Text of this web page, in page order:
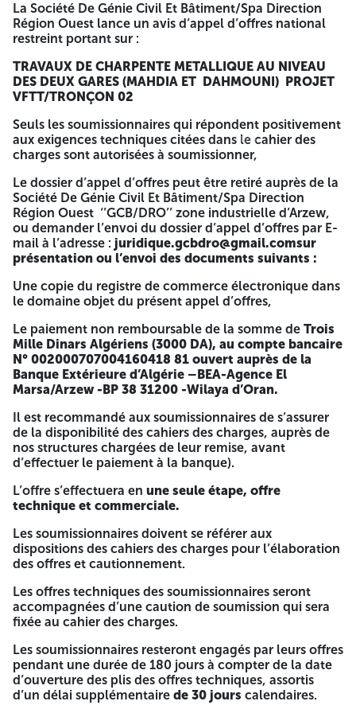
GCB se réserve le droit d’annuler le présent avis d’appel
d’offres à tout moment de l’étape de la procédure, pour
des raisons dont elle demeure seule juge. A -=-=-=-
4514
GCB
Société Nationale de Génie Civil et Bâtiment
Direction Région Ouest
BP N°114–Arzew Route de Tlélat Zone Industrielle
Tél : 041680367
Fax : 041680361
Email :juridique.gcbdro@gmail.com
AVIS D’APPEL D’OFFRES NATIONAL RESTREINT
N°36/GCB-DRO/TEC/2026
La Société De Génie Civil Et Bâtiment/Spa Direction Région
Ouest lance un avis d’appel d’offres national restreint
portant sur :
TRAVAUX DE CHARPENTE METALLIQUE AU NIVEAU DES
DEUX GARES (MAHDIA ET DAHMOUNI) PROJET
VFTT/TRONÇON 02
Seuls les soumissionnaires qui répondent positivement aux
exigences techniques citées dans le cahier des charges
sont autorisées à soumissionner,
Le dossier d’appel d’offres peut être retiré auprès de la
Société De Génie Civil Et Bâtiment/Spa Direction Région
Ouest ‘’GCB/DRO’’ zone industrielle d’Arzew, ou demander
l’envoi du dossier d’appel d’offres par E-mail à l’adresse :
juridique.gcbdro@gmail.comsur présentation ou l’envoi
des documents suivants :
Une copie du registre de commerce électronique dans le
domaine objet du présent appel d’offres,
Le paiement non remboursable de la somme deTrois Mille
Dinars Algériens (3000 DA), au compte bancaire N°
002000707004160418 81 ouvert auprès de la Banque
Extérieure d’Algérie –BEA-Agence El Marsa/Arzew -BP 38
4514
La Société De Génie Civil Et Bâtiment/Spa Direction
Région Ouest lance un avis d’appel d’offres national
restreint portant sur :
TRAVAUX DE CHARPENTE METALLIQUE AU NIVEAU
DES DEUX GARES (MAHDIA ET DAHMOUNI) PROJET
VFTT/TRONÇON 02
Seuls les soumissionnaires qui répondent positivement
aux exigences techniques citées dans le cahier des
charges sont autorisées à soumissionner,
Le dossier d’appel d’offres peut être retiré auprès de la
Société De Génie Civil Et Bâtiment/Spa Direction
Région Ouest ‘’GCB/DRO’’ zone industrielle d’Arzew,
ou demander l’envoi du dossier d’appel d’offres par E-
mail à l’adresse : juridique.gcbdro@gmail.comsur
présentation ou l’envoi des documents suivants :
Une copie du registre de commerce électronique dans
le domaine objet du présent appel d’offres,
Le paiement non remboursable de la somme de Trois
Mille Dinars Algériens (3000 DA), au compte bancaire
N° 002000707004160418 81 ouvert auprès de la
Banque Extérieure d’Algérie –BEA-Agence El
Marsa/Arzew -BP 38 31200 -Wilaya d’Oran.
Il est recommandé aux soumissionnaires de s’assurer
de la disponibilité des cahiers des charges, auprès de
nos structures chargées de leur remise, avant
d’effectuer le paiement à la banque).
L’offre s’effectuera en une seule étape, offre
technique et commerciale.
Les soumissionnaires doivent se référer aux
dispositions des cahiers des charges pour l’élaboration
des offres et cautionnement.
Les offres techniques des soumissionnaires seront
accompagnées d’une caution de soumission qui sera
fixée au cahier des charges.
Les soumissionnaires resteront engagés par leurs offres
pendant une durée de 180 jours à compter de la date
d’ouverture des plis des offres techniques, assortis
d’un délai supplémentaire de 30 jours calendaires.